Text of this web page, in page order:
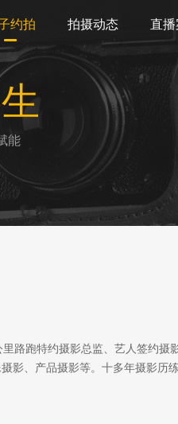
约拍 拍摄动态 直播
能
路跑特约摄影总监、艺人签约摄
影、产品摄影等。十多年摄影历